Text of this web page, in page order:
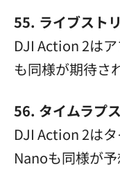
55. ライブスト
DJI Action 2は
も同様が期待さ
56. タイムラプス
DJI Action 2は
Nanoも同様が予